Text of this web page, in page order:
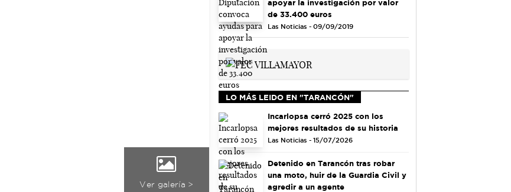
Ver galería >
apoyar la investigación por valor
de 33.400 euros
Las Noticias - 09/09/2019
LO MÁS LEIDO EN "TARANCÓN"
Incarlopsa cerró 2025 con los
mejores resultados de su historia
Las Noticias - 15/07/2026
Detenido en Tarancón tras robar
una moto, huir de la Guardia Civil y
agredir a un agente